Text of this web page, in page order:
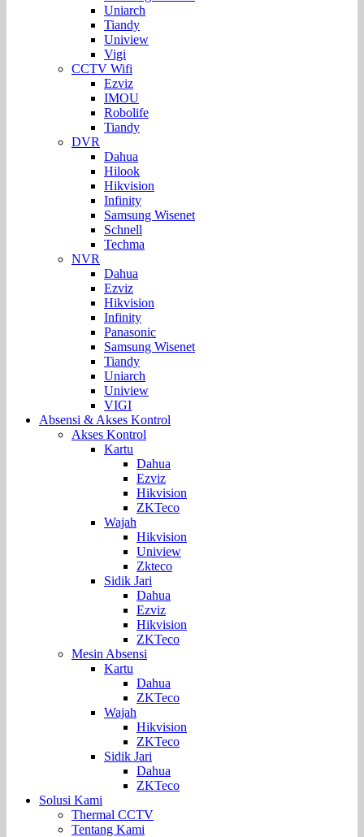
Uniarch
Tiandy
Uniview
Vigi
CCTV Wifi
Ezviz
IMOU
Robolife
Tiandy
DVR
Dahua
Hilook
Hikvision
Infinity
Samsung Wisenet
Schnell
Techma
NVR
Dahua
Ezviz
Hikvision
Infinity
Panasonic
Samsung Wisenet
Tiandy
Uniarch
Uniview
VIGI
Absensi & Akses Kontrol
Akses Kontrol
Kartu
Dahua
Ezviz
Hikvision
ZKTeco
Wajah
Hikvision
Uniview
Zkteco
Sidik Jari
Dahua
Ezviz
Hikvision
ZKTeco
Mesin Absensi
Kartu
Dahua
ZKTeco
Wajah
Hikvision
ZKTeco
Sidik Jari
Dahua
ZKTeco
Solusi Kami
Thermal CCTV
Tentang Kami